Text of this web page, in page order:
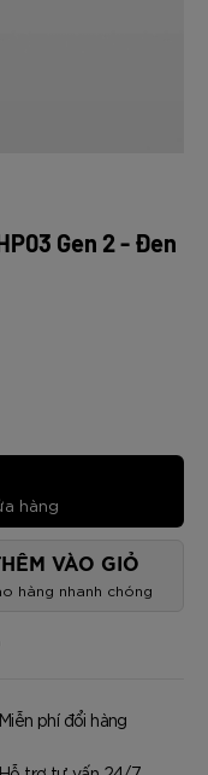
Gen 2 - Đen
hàng
VÀO GIỎ
hàng nhanh chóng
Miễn phí đổi hàng